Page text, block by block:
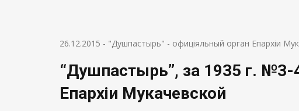
26.12.2015 - "Душпастырь" - офиціяльный орган Епархіи
“Душпастырь”, за 1935 г.
Епархіи Мукачевской